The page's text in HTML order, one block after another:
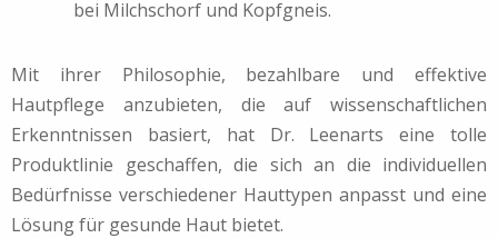
bei Milchschorf und Kopfgneis.
Mit ihrer Philosophie, bezahlbare und effektive
Hautpflege anzubieten, die auf wissenschaftlichen
Erkenntnissen basiert, hat Dr. Leenarts eine tolle
Produktlinie geschaffen, die sich an die individuellen
Bedürfnisse verschiedener Hauttypen anpasst und eine
Lösung für gesunde Haut bietet.